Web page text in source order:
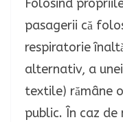
Folosind
pasagerii că
respiratorie
alternativ, a
textile) rămâne
public. În caz de